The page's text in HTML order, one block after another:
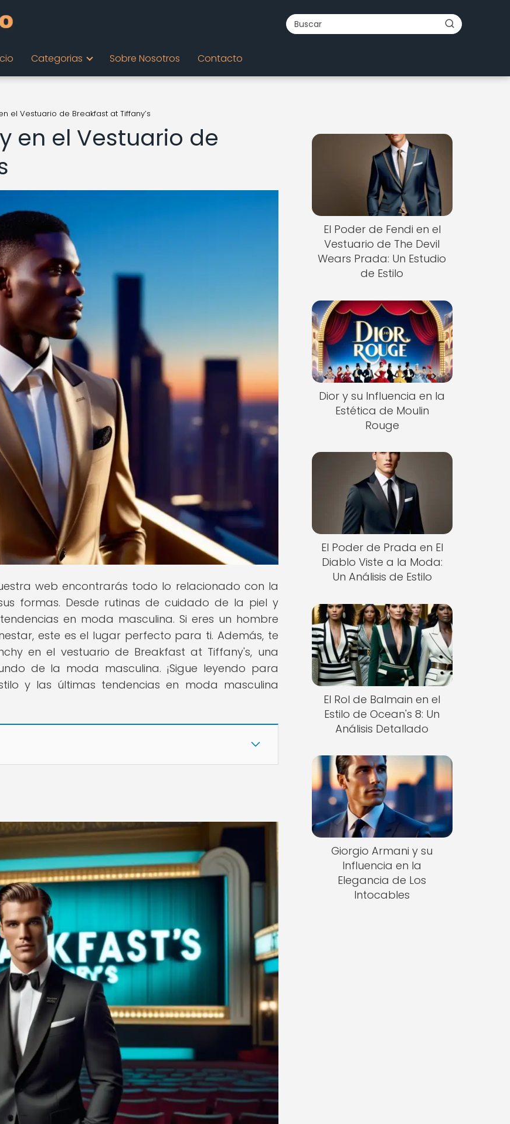
Categorias Sobre Nosotros Contacto
el Vestuario de Breakfast at Tiffany’s
en el Vestuario de
web encontrarás todo lo relacionado con la
formas. Desde rutinas de cuidado de la piel y
en moda masculina. Si eres un hombre
este es el lugar perfecto para ti. Además, te
en el vestuario de Breakfast at Tiffany's, una
de la moda masculina. ¡Sigue leyendo para
y las últimas tendencias en moda masculina
El Poder de Fendi en el
Vestuario de The Devil
Wears Prada: Un Estudio
de Estilo
Dior y su Influencia en la
Estética de Moulin
Rouge
El Poder de Prada en El
Diablo Viste a la Moda:
Un Análisis de Estilo
El Rol de Balmain en el
Estilo de Ocean's 8: Un
Análisis Detallado
Giorgio Armani y su
Influencia en la
Elegancia de Los
Intocables